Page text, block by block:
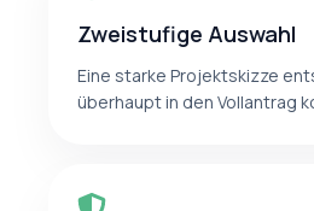
Zweistufige Auswahl
Eine starke Projektskizze
überhaupt in den Vollantrag